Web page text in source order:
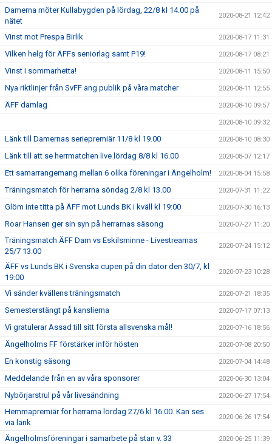
Damerna möter Kullabygden på lördag, 22/8 kl 14.00 på
nätet
2020-08-21 12:42
Vinst mot Prespa Birlik 2020-08-17 11:31
Vilken helg för ÄFFs seniorlag samt P19! 2020-08-17 08:21
Vinst i sommarhetta! 2020-08-11 15:50
Nya riktlinjer från SvFF ang publik på våra matcher 2020-08-11 12:55
ÄFF damlag 2020-08-10 09:57
2020-08-10 09:32
Länk till Damernas seriepremiär 11/8 kl 19.00 2020-08-10 08:30
Länk till att se herrmatchen live lördag 8/8 kl 16.00 2020-08-07 12:17
Ett samarrangemang mellan 6 olika föreningar i Ängelholm! 2020-08-04 15:58
Träningsmatch för herrarna söndag 2/8 kl 13.00 2020-07-31 11:22
Glöm inte titta på ÄFF mot Lunds BK i kväll kl 19:00 2020-07-30 16:13
Roar Hansen ger sin syn på herrarnas säsong 2020-07-27 11:20
Träningsmatch ÄFF Dam vs Eskilsminne - Livestreamas
25/7 13:00
2020-07-24 15:12
ÄFF vs Lunds BK i Svenska cupen på din dator den 30/7, kl
19:00
2020-07-23 10:28
Vi sänder kvällens träningsmatch 2020-07-21 18:35
Semesterstängt på kanslierna 2020-07-17 07:13
Vi gratulerar Assad till sitt första allsvenska mål! 2020-07-16 18:56
Ängelholms FF förstärker inför hösten 2020-07-08 20:50
En konstig säsong 2020-07-04 14:48
Meddelande från en av våra sponsorer 2020-06-30 13:04
Nybörjarstrul på vår livesändning 2020-06-27 17:54
Hemmapremiär för herrarna lördag 27/6 kl 16.00. Kan ses
via länk
2020-06-26 17:54
Ängelholmsföreningar i samarbete på stan v. 33 2020-06-25 11:39